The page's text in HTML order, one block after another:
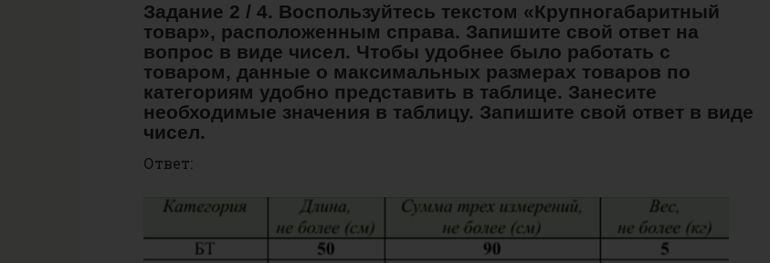
Задание 2 / 4. Воспользуйтесь текстом «Крупногабаритный
товар», расположенным справа. Запишите свой ответ на
вопрос в виде чисел. Чтобы удобнее было работать с
товаром, данные о максимальных размерах товаров по
категориям удобно представить в таблице. Занесите
необходимые значения в таблицу. Запишите свой ответ в виде
чисел.
Ответ: